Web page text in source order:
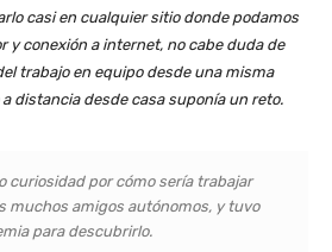
casi en cualquier sitio donde podamos
y conexión a internet, no cabe duda de
trabajo en equipo desde una misma
distancia desde casa suponía un reto.
curiosidad por cómo sería trabajar
muchos amigos autónomos, y tuvo
para descubrirlo.